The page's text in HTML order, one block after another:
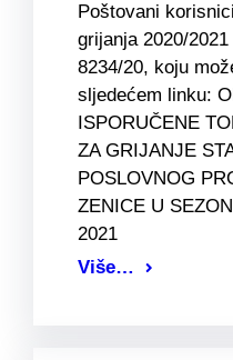
Poštovani
grijanja 2020/
8234/20, koju
sljedećem linku:
ISPORUČENE
ZA GRIJANJE
POSLOVNOG
ZENICE U
2021
Više…